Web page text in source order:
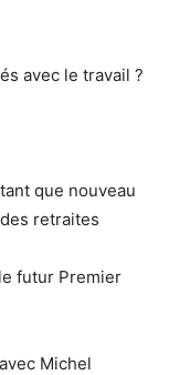
avec le travail ?
que nouveau
retraites
futur Premier
Michel